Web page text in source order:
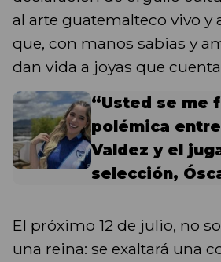
al arte guatemalteco vivo y
que, con manos sabias y
dan vida a joyas que
“Usted se me
polémica
Valdez y el
selección,
El próximo 12 de julio, no
una reina: se exaltará una